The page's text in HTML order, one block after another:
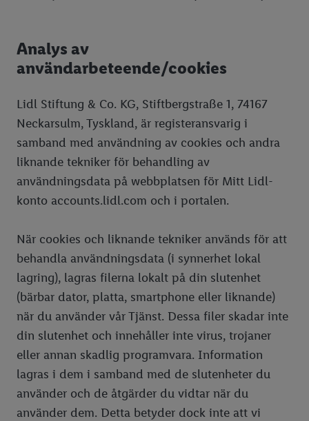
Analys av
användarbeteende/cookies
Lidl Stiftung & Co. KG, Stiftbergstraße 1, 74167
Neckarsulm, Tyskland, är registeransvarig i
samband med användning av cookies och andra
liknande tekniker för behandling av
användningsdata på webbplatsen för Mitt Lidl-
konto accounts.lidl.com och i portalen.
När cookies och liknande tekniker används för att
behandla användningsdata (i synnerhet lokal
lagring), lagras filerna lokalt på din slutenhet
(bärbar dator, platta, smartphone eller liknande)
när du använder vår Tjänst. Dessa filer skadar inte
din slutenhet och innehåller inte virus, trojaner
eller annan skadlig programvara. Information
lagras i dem i samband med de slutenheter du
använder och de åtgärder du vidtar när du
använder dem. Detta betyder dock inte att vi